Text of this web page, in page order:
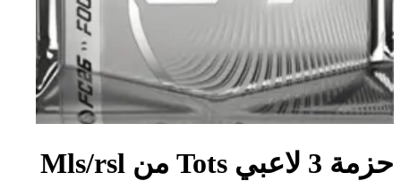
حزمة 3 لاعبي Tots من Mls/rsl